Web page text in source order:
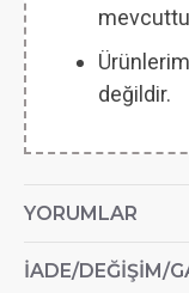
değildir.
YORUMLAR
İADE/DEĞIŞIM/